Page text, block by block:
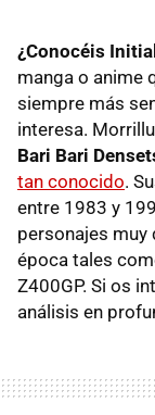
¿Conocéis
manga o anime
siempre más
interesa.
Bari Bari
tan conocido.
entre 1983 y
personajes
época tales
Z400GP. Si os
análisis en